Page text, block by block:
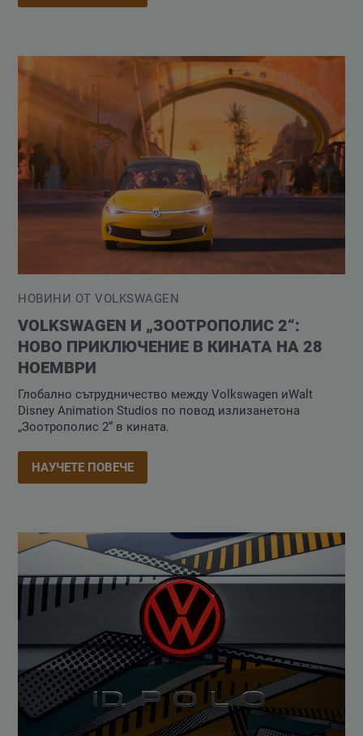
НОВИНИ ОТ VOLKSWAGEN
VOLKSWAGEN И „ЗООТРОПОЛИС 2“:
НОВО ПРИКЛЮЧЕНИЕ В КИНАТА НА 28
НОЕМВРИ
Глобално сътрудничество между Volkswagen иWalt
Disney Animation Studios по повод излизанетона
„Зоотрополис 2“ в кината.
НАУЧЕТЕ ПОВЕЧЕ